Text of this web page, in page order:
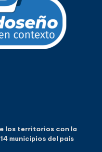
los territorios con la
municipios del país